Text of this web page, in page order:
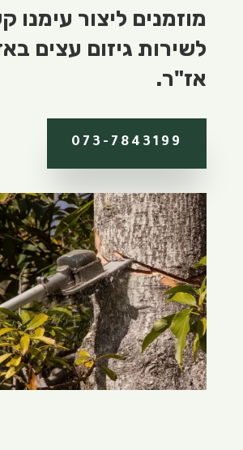
מוזמנים ליצור עימנו
לשירות גיזום עצים
אז"ר.
073-7843199